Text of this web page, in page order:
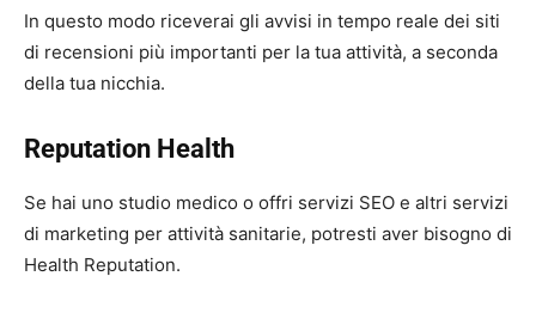
In questo modo riceverai gli avvisi in tempo reale dei siti
di recensioni più importanti per la tua attività, a seconda
della tua nicchia.
Reputation Health
Se hai uno studio medico o offri servizi SEO e altri servizi
di marketing per attività sanitarie, potresti aver bisogno di
Health Reputation.